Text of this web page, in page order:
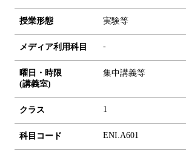
授業形態 実験等
メディア利用科目 -
曜日・時限
(講義室)
集中講義等
クラス 1
科目コード ENI.A601